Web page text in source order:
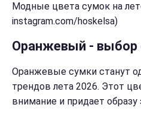
Модные цвета сумок на
instagram.com/hoskelsa)
Оранжевый -
Оранжевые сумки станут
трендов лета 2026. Этот
внимание и придает образу